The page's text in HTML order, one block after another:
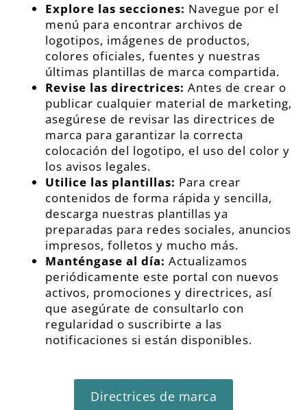
Explore las secciones: Navegue por el
menú para encontrar archivos de
logotipos, imágenes de productos,
colores oficiales, fuentes y nuestras
últimas plantillas de marca compartida.
Revise las directrices: Antes de crear o
publicar cualquier material de marketing,
asegúrese de revisar las directrices de
marca para garantizar la correcta
colocación del logotipo, el uso del color y
los avisos legales.
Utilice las plantillas: Para crear
contenidos de forma rápida y sencilla,
descarga nuestras plantillas ya
preparadas para redes sociales, anuncios
impresos, folletos y mucho más.
Manténgase al día: Actualizamos
periódicamente este portal con nuevos
activos, promociones y directrices, así
que asegúrate de consultarlo con
regularidad o suscribirte a las
notificaciones si están disponibles.
Directrices de marca